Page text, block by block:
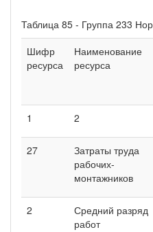
Таблица 85 - Группа 233
Шифр
ресурса
Наименование
ресурса
1 2
27
Затраты труда
рабочих-
монтажников
2
Средний разряд
работ